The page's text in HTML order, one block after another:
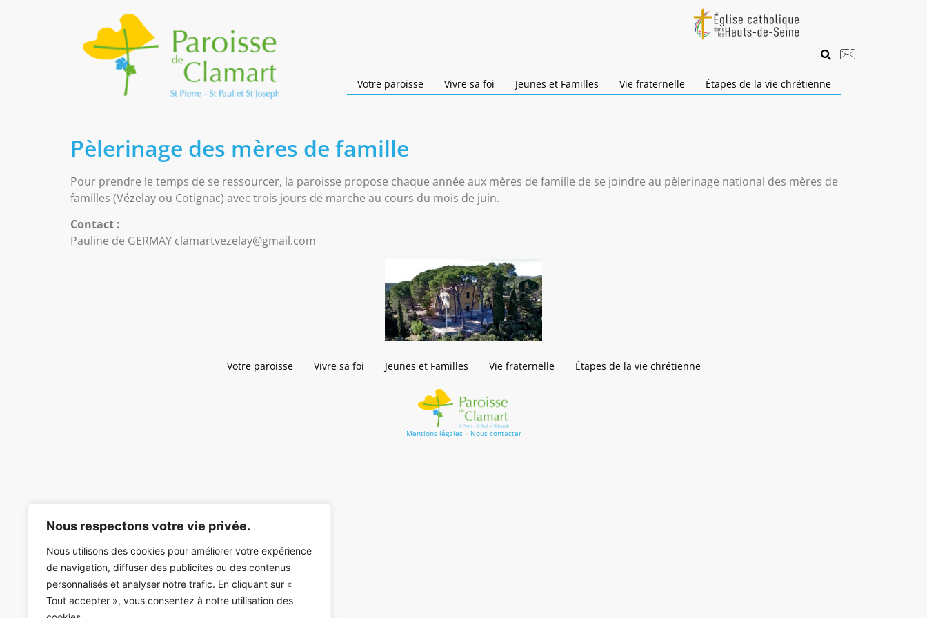
Nous respectons votre vie privée.
Nous utilisons des cookies pour améliorer votre expérience
de navigation, diffuser des publicités ou des contenus
personnalisés et analyser notre trafic. En cliquant sur «
Tout accepter », vous consentez à notre utilisation des
Votre paroisse Vivre sa foi Jeunes et Familles Vie fraternelle Étapes de la vie chrétienne
Pèlerinage des mères de famille
Pour prendre le temps de se ressourcer, la paroisse propose chaque année aux mères de famille de se joindre au pèlerinage national des mères de
familles (Vézelay ou Cotignac) avec trois jours de marche au cours du mois de juin.
Contact :
Pauline de GERMAY clamartvezelay@gmail.com
Votre paroisse Vivre sa foi Jeunes et Familles Vie fraternelle Étapes de la vie chrétienne
Mentions légales– Nous contacter